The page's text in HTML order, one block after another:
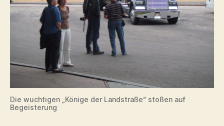
Die wuchtigen „Könige der Landstraße“ stoßen auf
Begeisterung